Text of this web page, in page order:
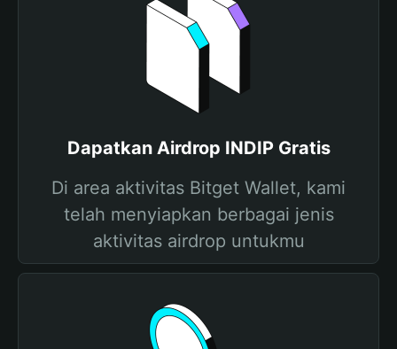
Dapatkan Airdrop INDIP Gratis
Di area aktivitas Bitget Wallet, kami
telah menyiapkan berbagai jenis
aktivitas airdrop untukmu